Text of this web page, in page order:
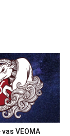
vas VEOMA